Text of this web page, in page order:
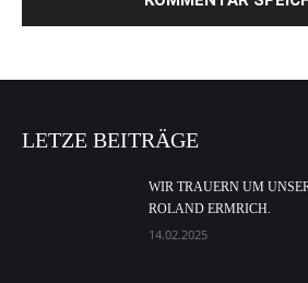
LETZE BEITRÄGE
WIR TRAUERN UM
ROLAND ERMRICH.
14.02.2025